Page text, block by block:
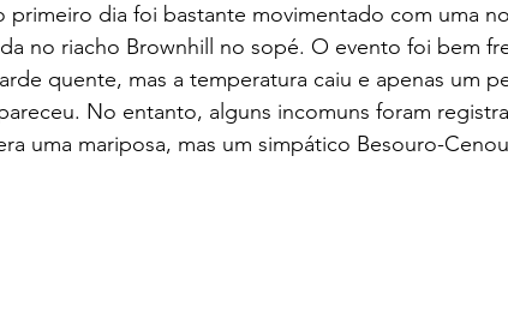
primeiro dia foi bastante movimentado com uma
no riacho Brownhill no sopé. O evento foi bem
quente, mas a temperatura caiu e apenas um
No entanto, alguns incomuns foram
uma mariposa, mas um simpático Besouro-